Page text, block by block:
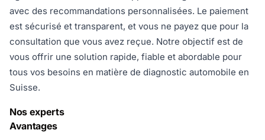
avec des recommandations personnalisées. Le paiement
est sécurisé et transparent, et vous ne payez que pour la
consultation que vous avez reçue. Notre objectif est de
vous offrir une solution rapide, fiable et abordable pour
tous vos besoins en matière de diagnostic automobile en
Suisse.
Nos experts
Avantages